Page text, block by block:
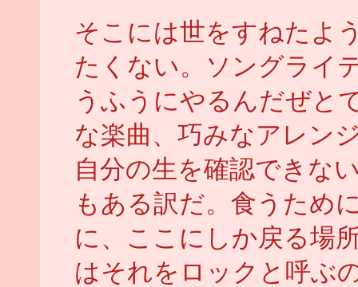
そこには世をすねたよ
たくない。ソングライ
うふうにやるんだぜと
な楽曲、巧みなアレン
自分の生を確認できな
もある訳だ。食うため
に、ここにしか戻る場
はそれをロックと呼ぶ